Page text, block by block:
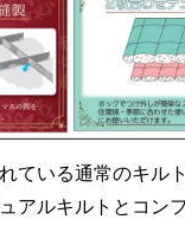
ている通常のキル
アルキルトとコン